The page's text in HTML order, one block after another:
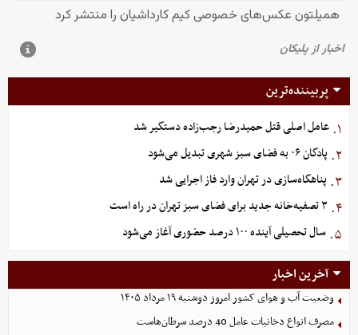
پربیننده‌ترین
۱. عامل اصلی قتل حمیدرضا رجب‌زاده دستگیر شد
۲. پادگان ۰۶ به فضای سبز شهری تبدیل می‌شود
۳. پناهگاه‌سازی در تهران وارد فاز اجرایی شد
۴. ۳ تصفیه‌خانه جدید برای فضای سبز تهران در راه است
۵. سال تحصیلی آینده ۱۰۰ درصد حضوری آغاز می‌شود
آخرین اخبار
وضعیت آب و هوای کشور امروز دوشنبه ۱۹ مرداد ۱۴۰۵
مصرف انواع دخانیات عامل 40 درصد سرطان‌هاست